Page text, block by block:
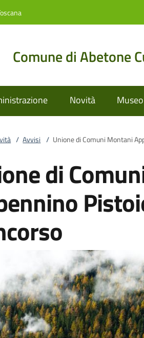
Comune di Abetone
Novità
/ Avvisi / Unione di Comuni Montani
di